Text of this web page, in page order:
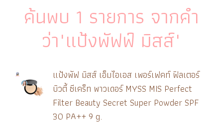
ค้นพบ 1 รายการ จากคำ
ว่า"แป้งพัฟฟ์ มิสส์"
แป้งพัฟ มิสส์ เอ็มไอเอส เพอร์เฟคท์ ฟิลเตอร์
บิวตี้ ซีเคร็ท พาวเดอร์ MYSS MIS Perfect
Filter Beauty Secret Super Powder SPF
30 PA++ 9 g.